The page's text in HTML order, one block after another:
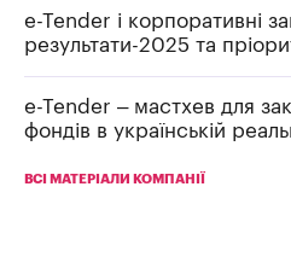
e-Tender і корпоративні
результати-2025 та
e-Tender – мастхев для
фондів в українській
ВСІ МАТЕРІАЛИ КОМПАНІЇ